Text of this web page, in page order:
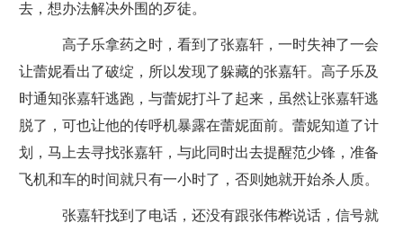
去，想办法解决外围的歹徒。
高子乐拿药之时，看到了张嘉轩，一时失神了一会
让蕾妮看出了破绽，所以发现了躲藏的张嘉轩。高子乐及
时通知张嘉轩逃跑，与蕾妮打斗了起来，虽然让张嘉轩逃
脱了，可也让他的传呼机暴露在蕾妮面前。蕾妮知道了计
划，马上去寻找张嘉轩，与此同时出去提醒范少锋，准备
飞机和车的时间就只有一小时了，否则她就开始杀人质。
张嘉轩找到了电话，还没有跟张伟桦说话，信号就